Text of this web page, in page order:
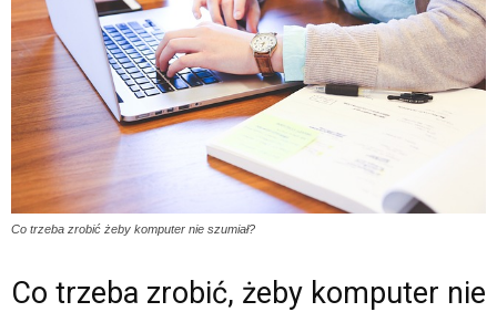
Co trzeba zrobić żeby komputer nie szumiał?
Co trzeba zrobić, żeby komputer nie